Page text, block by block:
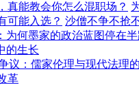
真能教会你怎么混职场？
可能入选？ 沙僧不争不抢
为何墨家的政治蓝图停在半
的生长
议：儒家伦理与现代法理
革